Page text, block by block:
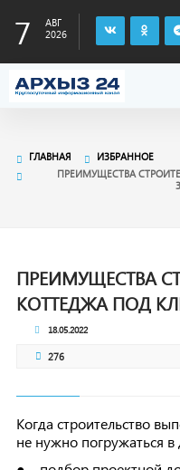
7
АВГ
2026
ГЛАВНАЯ
ИЗБРАННОЕ
ПРЕИМУЩЕСТВА
ПРЕИМУЩЕСТВА
КОТТЕДЖА ПОД
18.05.2022
276
Когда строительство
не нужно погружаться в